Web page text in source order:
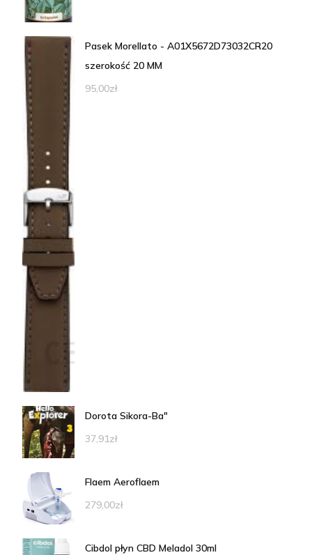
Pasek Morellato - A01X5672D73032CR20
szerokość 20 MM
95,00zł
Dorota Sikora-Ba"
37,91zł
Flaem Aeroflaem
279,00zł
Cibdol płyn CBD Meladol 30ml